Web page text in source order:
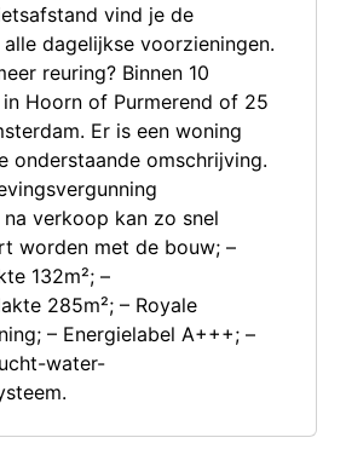
vind je de
dagelijkse voorzieningen.
reuring? Binnen 10
Hoorn of Purmerend of 25
Er is een woning
onderstaande omschrijving.
verkoop kan zo snel
worden met de bouw; –
132m²; –
285m²; – Royale
– Energielabel A+++; –
water-